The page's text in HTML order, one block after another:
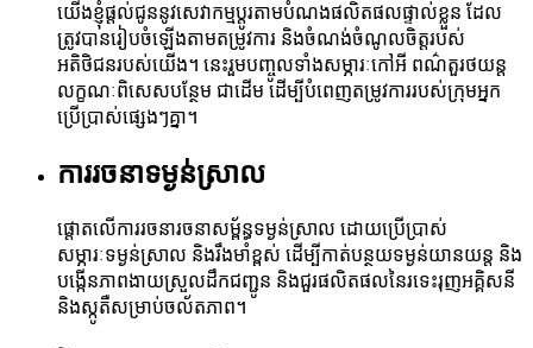
យើងខ្ញុំផ្តល់ជូននូវសេវាកម្មប្ដូរតាមបំណងផលិតផលផ្ទាល់ខ្លួន ដែល
ត្រូវបានរៀបចំឡើងតាមតម្រូវការ និងចំណង់ចំណូលចិត្តរបស់
អតិថិជនរបស់យើង។ នេះរួមបញ្ចូលទាំងសម្ភារៈកៅអី ពណ៌តួរថយន្ត
លក្ខណៈពិសេសបន្ថែម ជាដើម ដើម្បីបំពេញតម្រូវការរបស់ក្រុមអ្នក
ប្រើប្រាស់ផ្សេងៗគ្នា។
ការរចនាទម្ងន់ស្រាល
ផ្តោតលើការរចនារចនាសម្ព័ន្ធទម្ងន់ស្រាល ដោយប្រើប្រាស់
សម្ភារៈទម្ងន់ស្រាល និងរឹងមាំខ្ពស់ ដើម្បីកាត់បន្ថយទម្ងន់យានយន្ត និង
បង្កើនភាពងាយស្រួលដឹកជញ្ជូន និងជួរផលិតផលនៃរទេះរុញអគ្គិសនី
និងស្កូតឺសម្រាប់ចល័តភាព។